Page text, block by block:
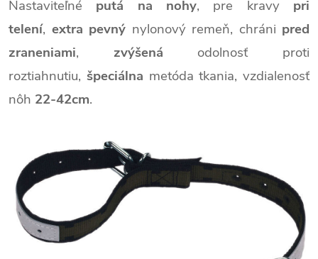
Nastaviteľné putá na nohy, pre kravy pri
telení, extra pevný nylonový remeň, chráni pred
zraneniami, zvýšená odolnosť proti
roztiahnutiu, špeciálna metóda tkania, vzdialenosť
nôh 22-42cm.